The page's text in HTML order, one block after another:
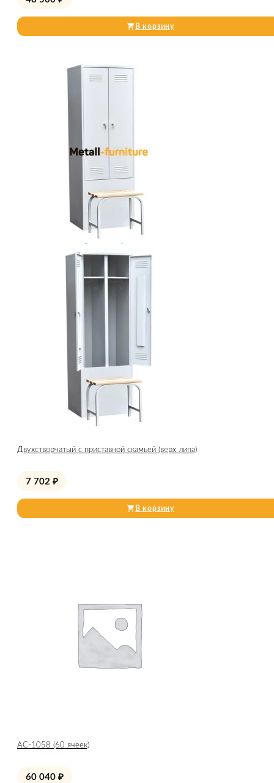
В корзину
Двухстворчатый с приставной скамьей (верх липа)
7 702 ₽
В корзину
АС-1058 (60 ячеек)
60 040 ₽